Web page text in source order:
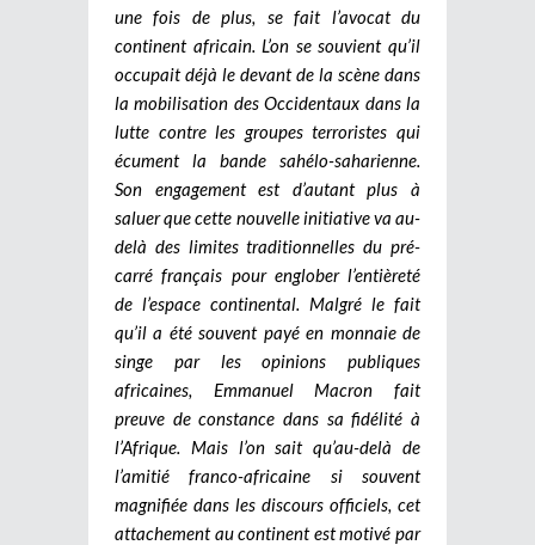
une fois de plus, se fait l’avocat du
continent africain. L’on se souvient qu’il
occupait déjà le devant de la scène dans
la mobilisation des Occidentaux dans la
lutte contre les groupes terroristes qui
écument la bande sahélo-saharienne.
Son engagement est d’autant plus à
saluer que cette nouvelle initiative va au-
delà des limites traditionnelles du pré-
carré français pour englober l’entièreté
de l’espace continental. Malgré le fait
qu’il a été souvent payé en monnaie de
singe par les opinions publiques
africaines, Emmanuel Macron fait
preuve de constance dans sa fidélité à
l’Afrique. Mais l’on sait qu’au-delà de
l’amitié franco-africaine si souvent
magnifiée dans les discours officiels, cet
attachement au continent est motivé par